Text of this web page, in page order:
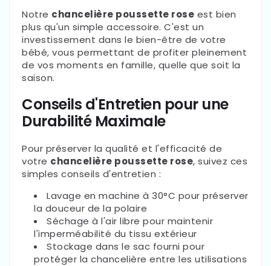
Notre chancelière poussette rose est bien
plus qu'un simple accessoire. C'est un
investissement dans le bien-être de votre
bébé, vous permettant de profiter pleinement
de vos moments en famille, quelle que soit la
saison.
Conseils d'Entretien pour une
Durabilité Maximale
Pour préserver la qualité et l'efficacité de
votre chancelière poussette rose, suivez ces
simples conseils d'entretien :
Lavage en machine à 30°C pour préserver
la douceur de la polaire
Séchage à l'air libre pour maintenir
l'imperméabilité du tissu extérieur
Stockage dans le sac fourni pour
protéger la chancelière entre les utilisations